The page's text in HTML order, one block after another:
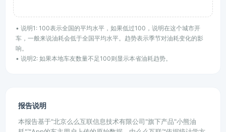
• 说明1: 100表示全国的平均水平，如果低过100，说明在这个城市开
车，一般来说油耗会低于全国平均水平。趋势表示季节对油耗变化的影
响。
• 说明2: 如果本地车友数量不足100则显示本省油耗趋势。
报告说明
本报告基于"北京么么互联信息技术有限公司"旗下产品"小熊油